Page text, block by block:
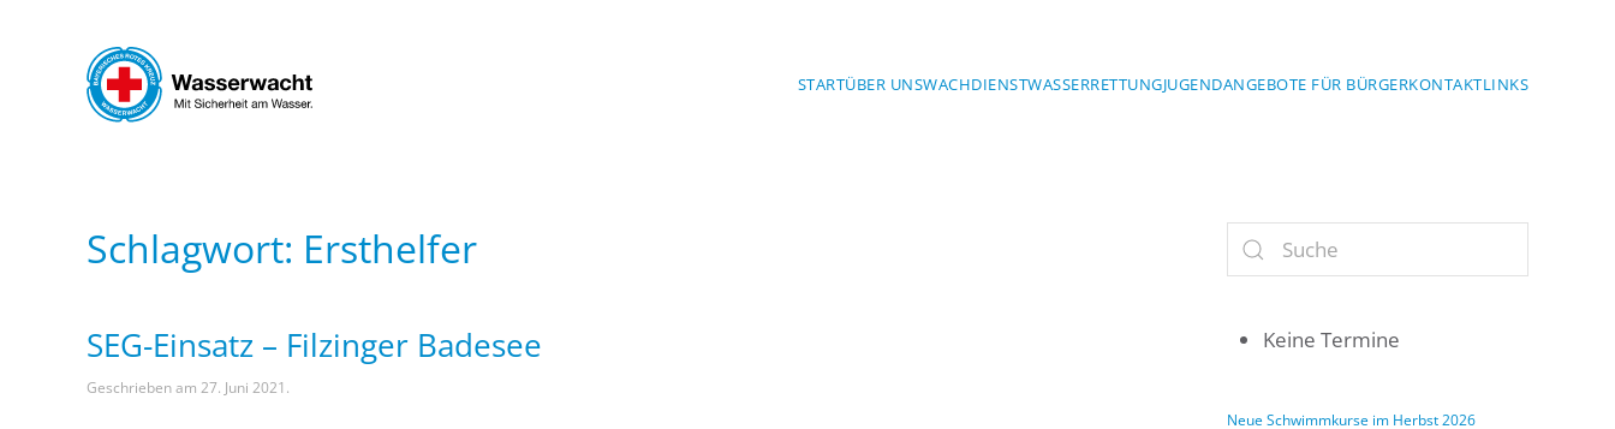
Skip to main content
STARTÜBER UNSWACHDIENSTWASSERRETTUNGJUGENDANGEBOTE FÜR BÜRGERKONTAKTLINKS
Schlagwort: Ersthelfer
SEG-Einsatz – Filzinger Badesee
Geschrieben am 27. Juni 2021 .
Keine Termine
Neue Schwimmkurse im Herbst 2026